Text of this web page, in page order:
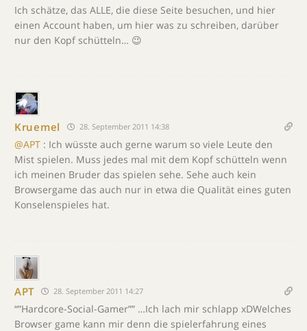
Ich schätze, das ALLE, die diese Seite besuchen, und hier
einen Account haben, um hier was zu schreiben, darüber
nur den Kopf schütteln… 😉
Kruemel 28. September 2011 14:38
@APT : Ich wüsste auch gerne warum so viele Leute den
Mist spielen. Muss jedes mal mit dem Kopf schütteln wenn
ich meinen Bruder das spielen sehe. Sehe auch kein
Browsergame das auch nur in etwa die Qualität eines guten
Konselenspieles hat.
APT 28. September 2011 14:27
“”Hardcore-Social-Gamer”” …Ich lach mir schlapp xDWelches
Browser game kann mir denn die spielerfahrung eines